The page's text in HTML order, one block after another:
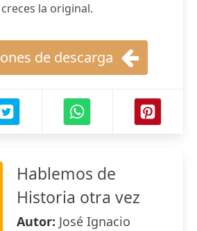
la original.
de descarga
Hablemos de
Historia otra vez
Autor: José Ignacio